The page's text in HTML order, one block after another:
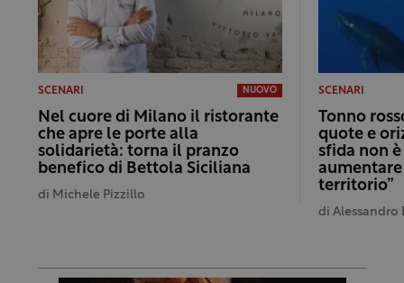
SCENARI NUOVO
Nel cuore di Milano il ristorante
che apre le porte alla
solidarietà: torna il pranzo
benefico di Bettola Siciliana
di Michele Pizzillo
SCENARI
Tonno
quote e
sfida non
territorio”
diAlessandro